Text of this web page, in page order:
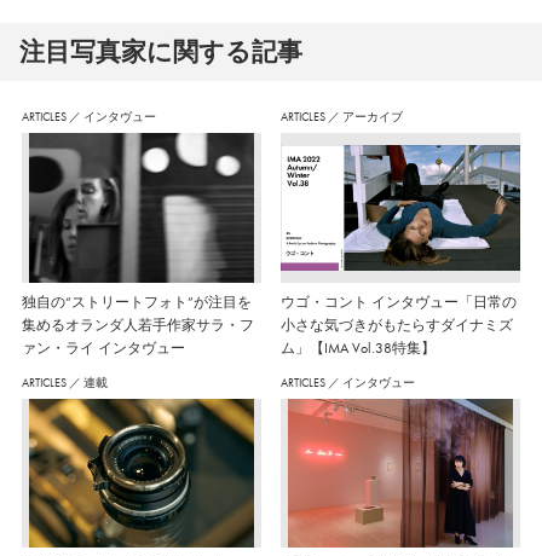
注⽬写真家に関する記事
ARTICLES ／ インタヴュー
独自の“ストリートフォト”が注目を
集めるオランダ人若手作家サラ・フ
ァン・ライ インタヴュー
ARTICLES ／ アーカイブ
ウゴ・コント インタヴュー「日常の
小さな気づきがもたらすダイナミズ
ム」【IMA Vol.38特集】
ARTICLES ／ 連載 ARTICLES ／ インタヴュー